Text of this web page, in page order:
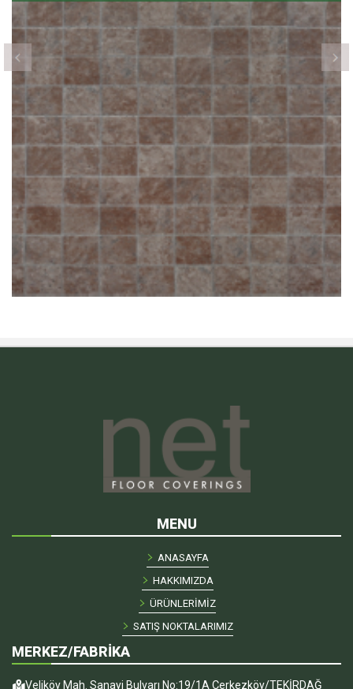
MENU
ANASAYFA
HAKKIMIZDA
ÜRÜNLERİMİZ
SATIŞ NOKTALARIMIZ
MERKEZ/FABRİKA
Veliköy Mah. Sanayi Bulvarı No:19/1A Çerkezköy/TEKİRDAĞ